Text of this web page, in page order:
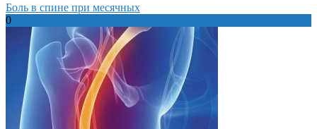
Боль в спине при месячных
0